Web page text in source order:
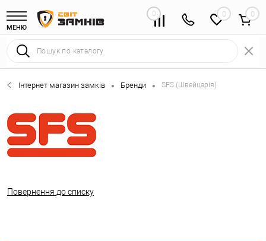
МЕНЮ
0 0
Інтернет магазин замків • Бренди • SFS (Швейцарія)
Повернення до списку